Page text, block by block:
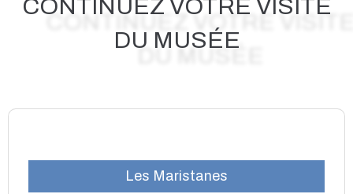
CONTINUEZ VOTRE VISITE
DU MUSÉE
Les Maristanes